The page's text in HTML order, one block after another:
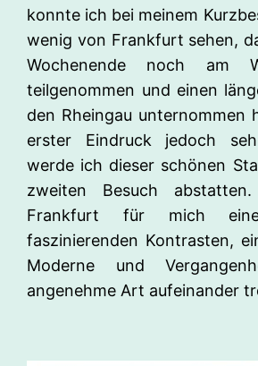
konnte ich bei meinem
wenig von Frankfurt sehen,
Wochenende noch am
teilgenommen und einen
den Rheingau unternommen
erster Eindruck jedoch
werde ich dieser schönen
zweiten Besuch
Frankfurt für mich
faszinierenden Kontrasten,
Moderne und
angenehme Art aufeinander